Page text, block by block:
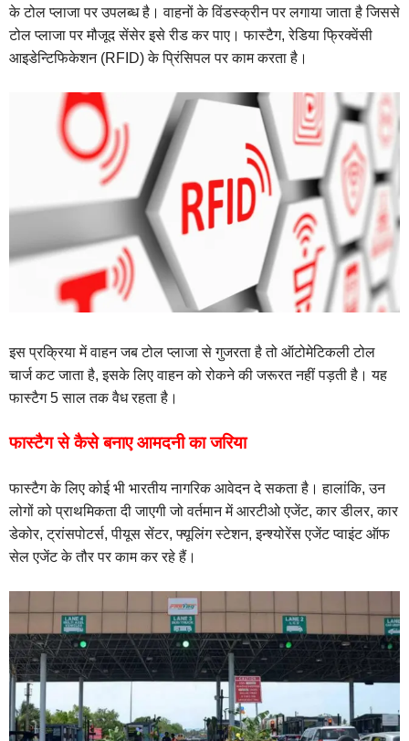
के टोल प्लाजा पर उपलब्ध है। वाहनों के विंडस्क्रीन पर लगाया जाता है जिससे
टोल प्लाजा पर मौजूद सेंसेर इसे रीड कर पाए। फास्टैग, रेडिया फ्रिक्वेंसी
आइडेन्टिफिकेशन (RFID) के प्रिंसिपल पर काम करता है।
इस प्रक्रिया में वाहन जब टोल प्लाजा से गुजरता है तो ऑटोमेटिकली टोल
चार्ज कट जाता है, इसके लिए वाहन को रोकने की जरूरत नहीं पड़ती है। यह
फास्टैग 5 साल तक वैध रहता है।
फास्टैग से कैसे बनाए आमदनी का जरिया
फास्टैग के लिए कोई भी भारतीय नागरिक आवेदन दे सकता है। हालांकि, उन
लोगों को प्राथमिकता दी जाएगी जो वर्तमान में आरटीओ एजेंट, कार डीलर, कार
डेकोर, ट्रांसपोटर्स, पीयूस सेंटर, फ्यूलिंग स्टेशन, इन्श्योरेंस एजेंट प्वाइंट ऑफ
सेल एजेंट के तौर पर काम कर रहे हैं।